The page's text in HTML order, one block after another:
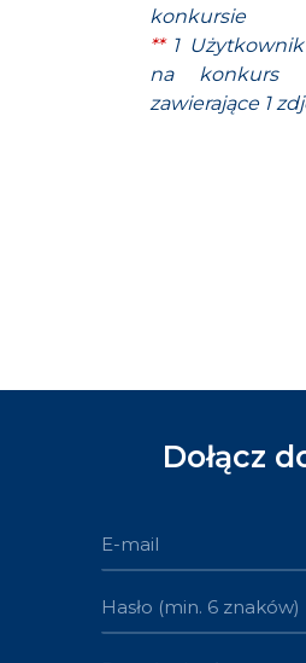
konkursie
** 1
na konkurs
zawierające 1
Dołącz